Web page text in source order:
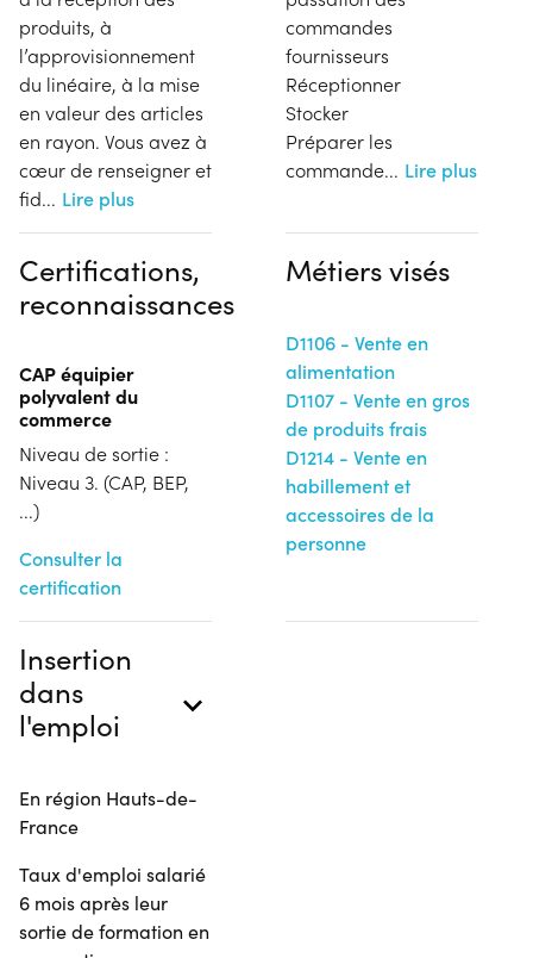
produits, à
l’approvisionnement
du linéaire, à la mise
en valeur des articles
en rayon. Vous avez à
cœur de renseigner et
fid... Lire plus
commandes
fournisseurs
Réceptionner
Stocker
Préparer les
commande... Lire plus
Certifications,
reconnaissances
CAP équipier
polyvalent du
commerce
Niveau de sortie :
Niveau 3. (CAP, BEP,
...)
Consulter la
certification
Métiers visés
D1106 - Vente en
alimentation
D1107 - Vente en gros
de produits frais
D1214 - Vente en
habillement et
accessoires de la
personne
Insertion
dans
l'emploi
En région Hauts-de-
France
Taux d'emploi salarié
6 mois après leur
sortie de formation en